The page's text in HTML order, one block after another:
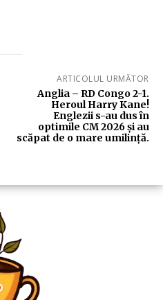
ARTICOLUL URMĂTOR
Anglia – RD Congo 2-1.
Heroul Harry Kane!
Englezii s-au dus în
optimile CM 2026 și au
scăpat de o mare umilință.